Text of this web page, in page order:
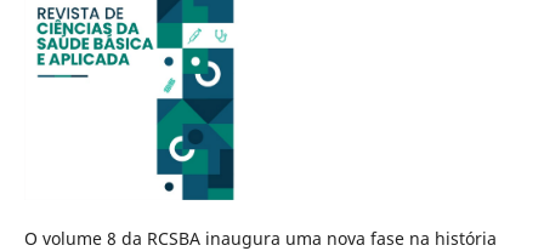
O volume 8 da RCSBA inaugura uma nova fase na história